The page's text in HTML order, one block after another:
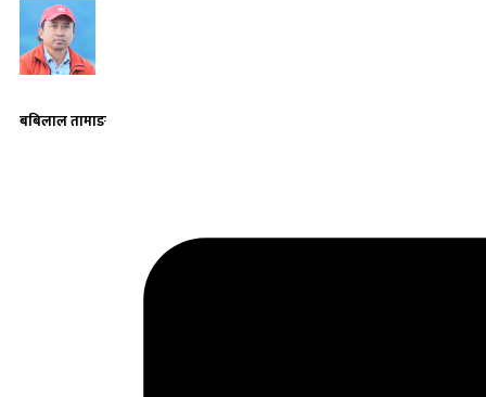
बबिलाल तामाङ